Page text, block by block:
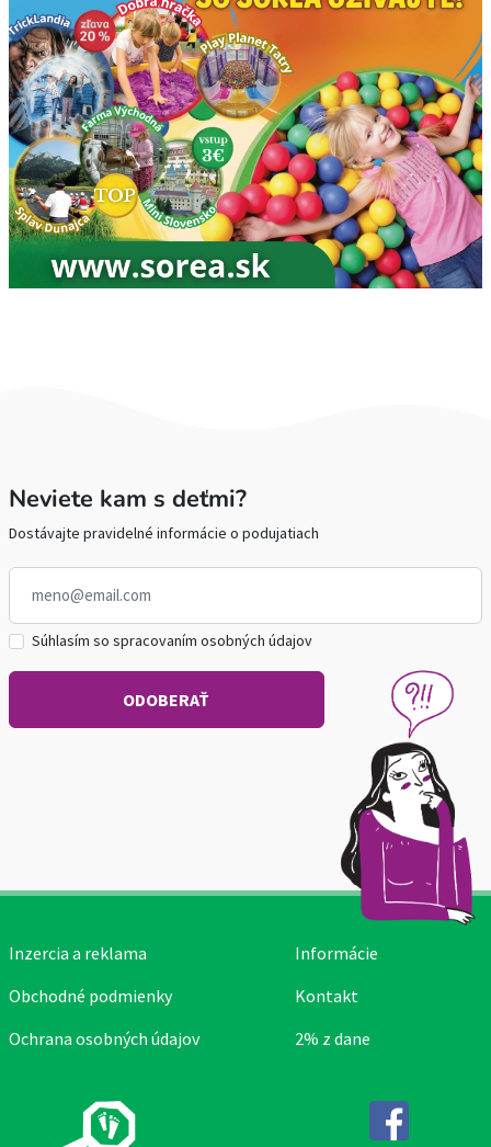
Neviete kam s deťmi?
Dostávajte pravidelné informácie o podujatiach
Súhlasím so spracovaním osobných údajov
Inzercia a reklama
Obchodné podmienky
Ochrana osobných údajov
Informácie
Kontakt
2% z dane